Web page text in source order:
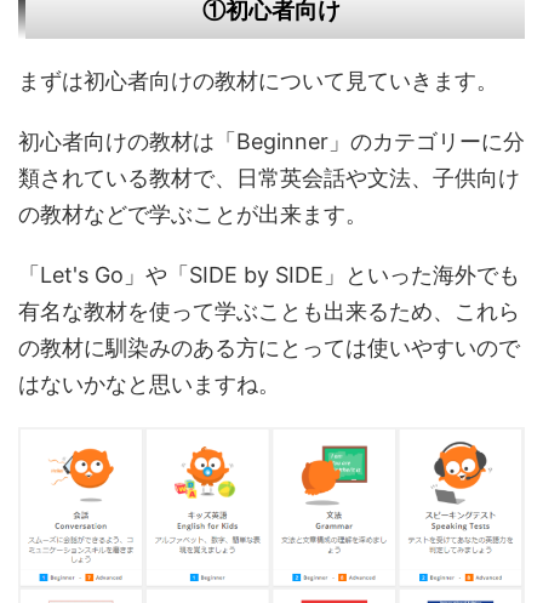
①初心者向け
まずは初心者向けの教材について見ていきます。
初心者向けの教材は「Beginner」のカテゴリーに分
類されている教材で、日常英会話や文法、子供向け
の教材などで学ぶことが出来ます。
「Let's Go」や「SIDE by SIDE」といった海外でも
有名な教材を使って学ぶことも出来るため、これら
の教材に馴染みのある方にとっては使いやすいので
はないかなと思いますね。